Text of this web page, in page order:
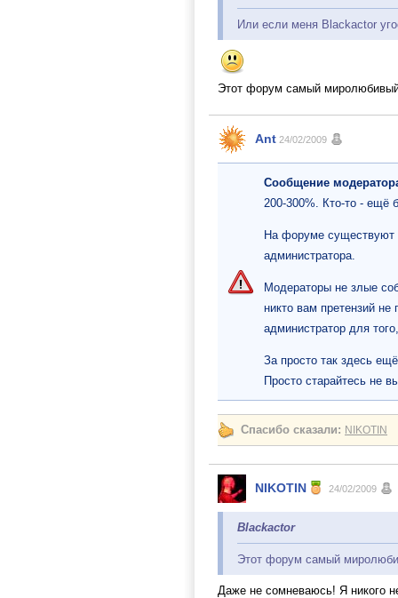
Или если меня Blackactor
Этот форум самый
Ant 24/02/2009
Сообщение
200-300%. Кто-то - ещё
На форуме существуют
администратора.
Модераторы не злые
никто вам претензий
администратор для
За просто так здесь
Просто старайтесь не
Спасибо сказали: NIKOTIN
NIKOTIN 24/02/2009
Blackactor
Этот форум самый
Даже не сомневаюсь! Я никого